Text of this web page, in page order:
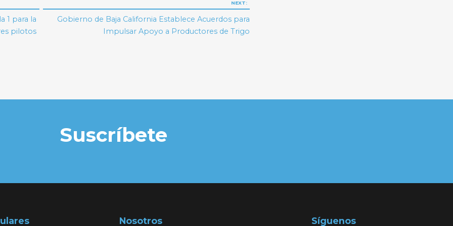
1 para la
pilotos
NEXT:
Gobierno de Baja California Establece Acuerdos para
Impulsar Apoyo a Productores de Trigo
Suscríbete
Nosotros Síguenos